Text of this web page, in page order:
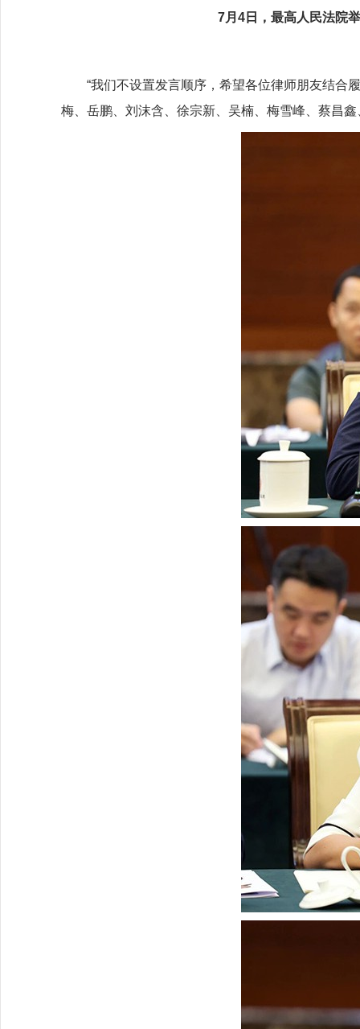
7月4日，最高人民法院
“我们不设置发言顺序，希望各位律师朋友结合履
梅、岳鹏、刘沫含、徐宗新、吴楠、梅雪峰、蔡昌